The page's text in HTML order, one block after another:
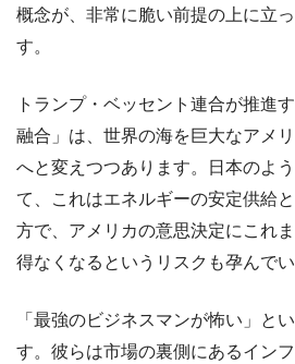
概念が、非常に脆い前提の上に立
す。
トランプ・ベッセント連合が推進
融合」は、世界の海を巨大なアメ
へと変えつつあります。日本のよ
て、これはエネルギーの安定供給
方で、アメリカの意思決定にこれ
得なくなるというリスクも孕んでい
「最強のビジネスマンが怖い」と
す。彼らは市場の裏側にあるイン